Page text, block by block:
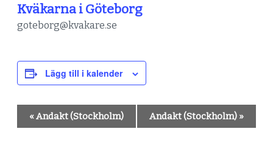
Kväkarna i Göteborg
goteborg@kvakare.se
Lägg till i kalender
Evenemang-
navigering
«Andakt (Stockholm) Andakt (Stockholm) »